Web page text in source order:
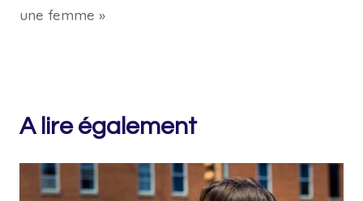
une femme »
A lire également